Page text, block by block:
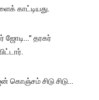
காட்டியது.
தரகர்
சிடு சிடு…